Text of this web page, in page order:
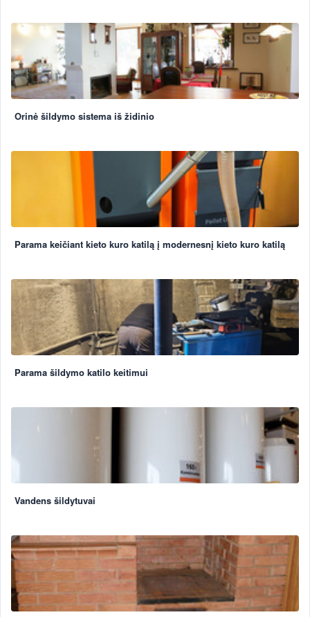
Orinė šildymo sistema iš židinio
Parama keičiant kieto kuro katilą į modernesnį kieto kuro katilą
Parama šildymo katilo keitimui
Vandens šildytuvai